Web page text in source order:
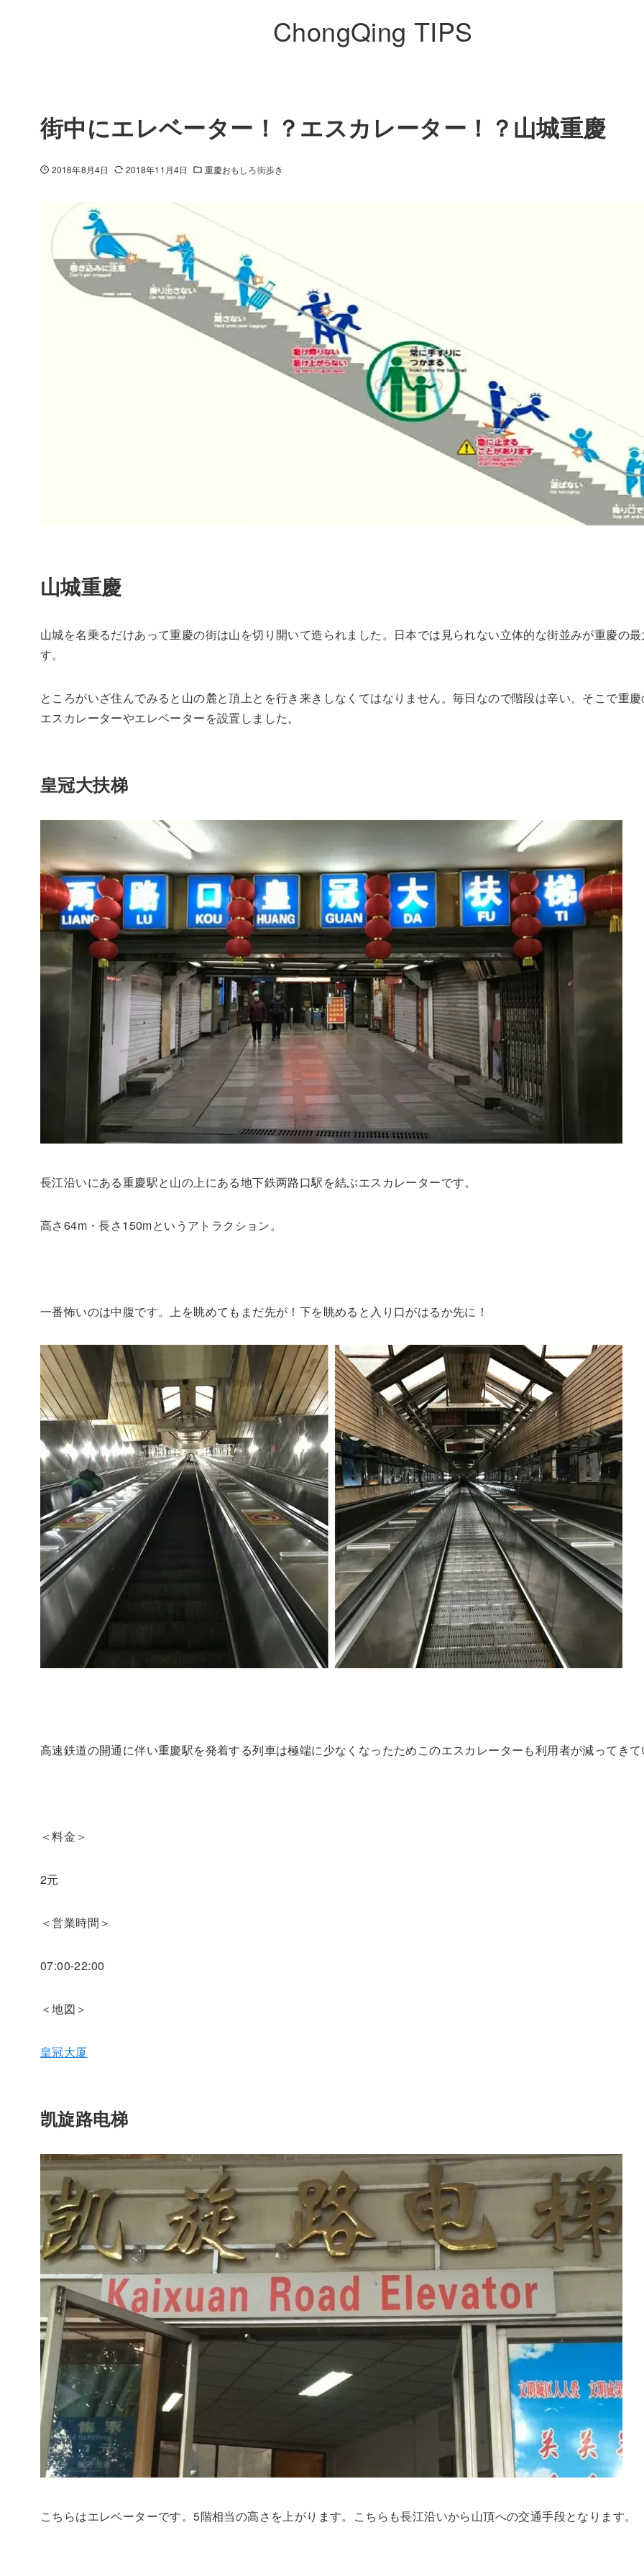
ChongQing TIPS
街中にエレベーター！？エスカレーター！？山城重慶
2018年8月4日 2018年11月4日 重慶おもしろ街歩き
山城重慶
山城を名乗るだけあって重慶の街は山を切り開いて造られました。日本では見られない立体的な街並みが重慶の
す。
ところがいざ住んでみると山の麓と頂上とを行き来きしなくてはなりません。毎日なので階段は辛い。そこで重
エスカレーターやエレベーターを設置しました。
皇冠大扶梯
長江沿いにある重慶駅と山の上にある地下鉄两路口駅を結ぶエスカレーターです。
高さ64m・長さ150mというアトラクション。
一番怖いのは中腹です。上を眺めてもまだ先が！下を眺めると入り口がはるか先に！
高速鉄道の開通に伴い重慶駅を発着する列車は極端に少なくなったためこのエスカレーターも利用者が減ってき
＜料金＞
2元
＜営業時間＞
07:00-22:00
＜地図＞
皇冠大厦
凯旋路电梯
こちらはエレベーターです。5階相当の高さを上がります。こちらも長江沿いから山頂への交通手段となります。